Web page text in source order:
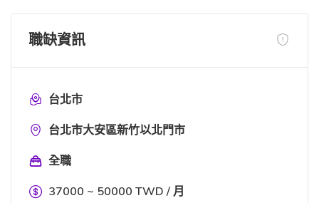
職缺資訊
台北市
台北市大安區新竹以北門市
全職
37000 ~ 50000 TWD / 月